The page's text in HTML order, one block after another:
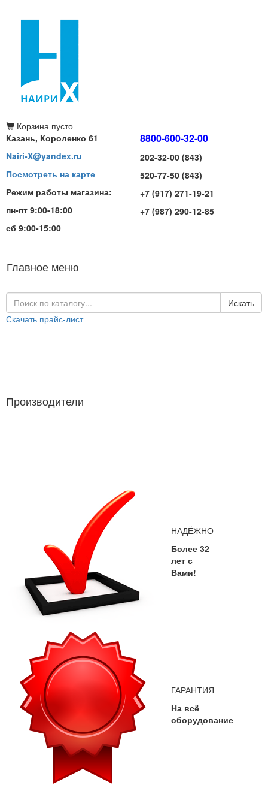
Корзина пусто
Казань, Короленко 61
Nairi-X@yandex.ru
Посмотреть на карте
Режим работы магазина:
пн-пт 9:00-18:00
сб 9:00-15:00
8800-600-32-00
202-32-00 (843)
520-77-50 (843)
+7 (917) 271-19-21
+7 (987) 290-12-85
Главное меню
Искать
Скачать прайс-лист
Производители
НАДЁЖНО
Более 32
лет с
Вами!
ГАРАНТИЯ
На всё
оборудование